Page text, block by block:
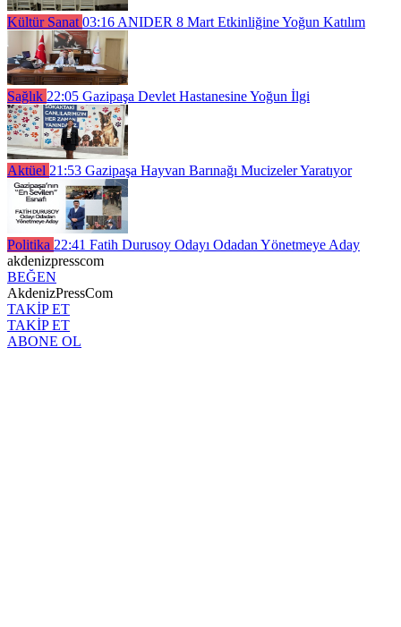
Kültür Sanat 03:16 ANIDER 8 Mart Etkinliğine Yoğun Katılım
Sağlık 22:05 Gazipaşa Devlet Hastanesine Yoğun İlgi
Aktüel 21:53 Gazipaşa Hayvan Barınağı Mucizeler Yaratıyor
Politika 22:41 Fatih Durusoy Odayı Odadan Yönetmeye Aday
akdenizpresscom
BEĞEN
AkdenizPressCom
TAKİP ET
TAKİP ET
ABONE OL